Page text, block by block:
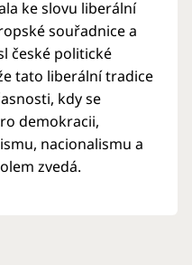
ke slovu liberální
souřadnice a
české politické
tato liberální tradice
kdy se
demokracii,
nacionalismu a
zvedá.